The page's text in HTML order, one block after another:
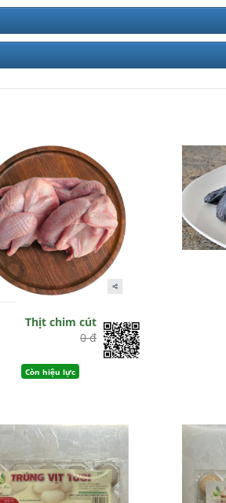
Thịt chim cút
0 đ
Còn hiệu lực